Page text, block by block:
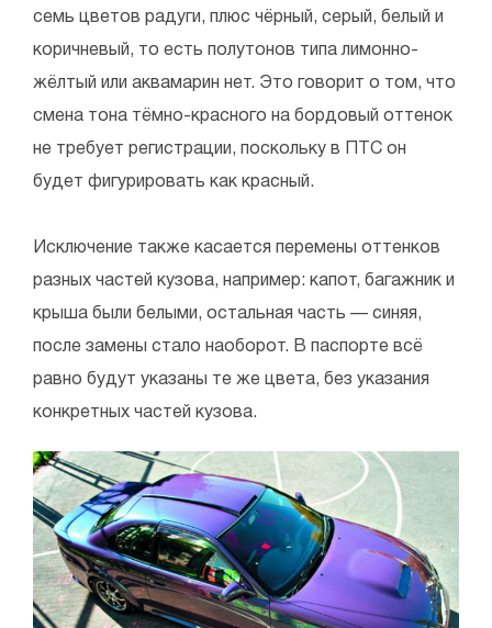
семь цветов радуги, плюс чёрный, серый, белый и
коричневый, то есть полутонов типа лимонно-
жёлтый или аквамарин нет. Это говорит о том, что
смена тона тёмно-красного на бордовый оттенок
не требует регистрации, поскольку в ПТС он
будет фигурировать как красный.
Исключение также касается перемены оттенков
разных частей кузова, например: капот, багажник и
крыша были белыми, остальная часть — синяя,
после замены стало наоборот. В паспорте всё
равно будут указаны те же цвета, без указания
конкретных частей кузова.